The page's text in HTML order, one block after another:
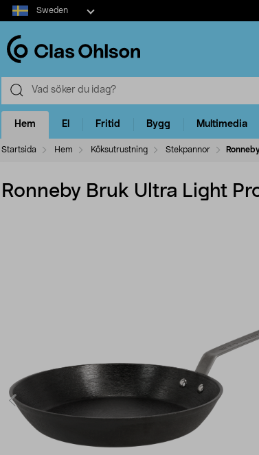
Select
market
Sweden
Hem El Fritid Bygg Multimedia
Startsida Hem Köksutrustning Stekpannor
Ronneby Bruk Ultra Light